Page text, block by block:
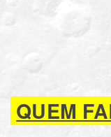
QUEM